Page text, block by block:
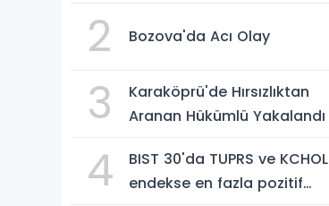
2 Bozova'da Acı Olay
3
Karaköprü'de Hırsızlıktan
Aranan Hükümlü Yakalandı
4
BIST 30'da TUPRS ve KCHOL
endekse en fazla pozitif